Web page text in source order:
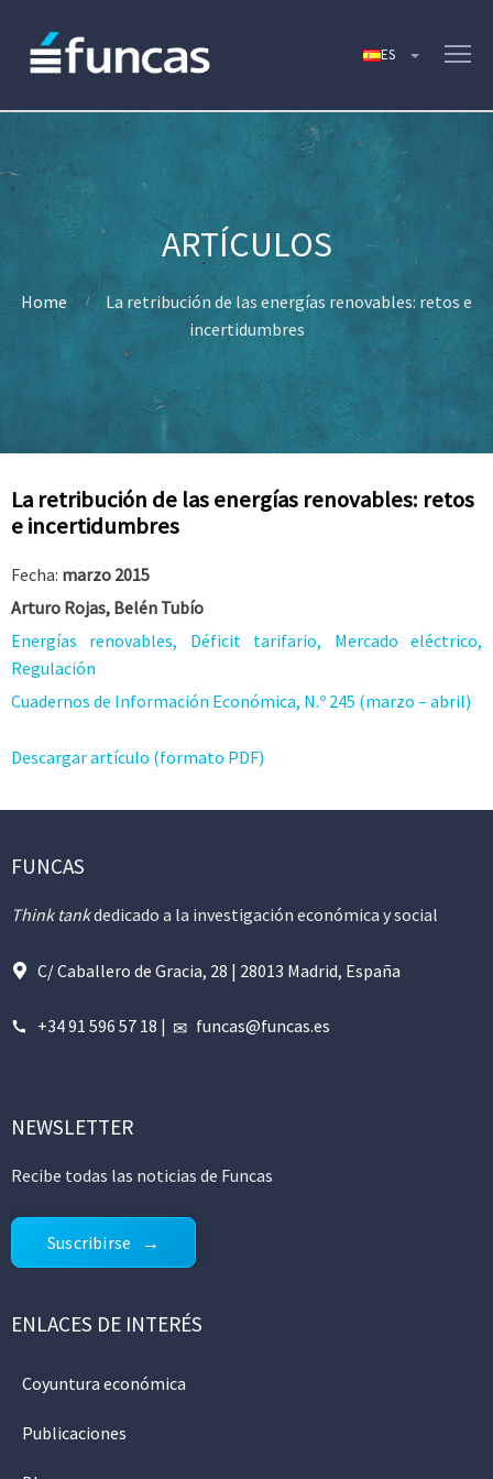
Home
La retribución de las energías renovables: retos e
incertidumbres
La retribución de las energías renovables: retos
e incertidumbres
Fecha: marzo 2015
Arturo Rojas, Belén Tubío
Energías renovables, Déficit tarifario, Mercado eléctrico,
Regulación
Cuadernos de Información Económica, N.º 245 (marzo – abril)
Descargar artículo (formato PDF)
FUNCAS
Think tankdedicado a la investigación económica y social
C/ Caballero de Gracia, 28 | 28013 Madrid, España
+34 91 596 57 18 | funcas@funcas.es
NEWSLETTER
Recibe todas las noticias de Funcas
Suscribirse
ENLACES DE INTERÉS
Coyuntura económica
Publicaciones